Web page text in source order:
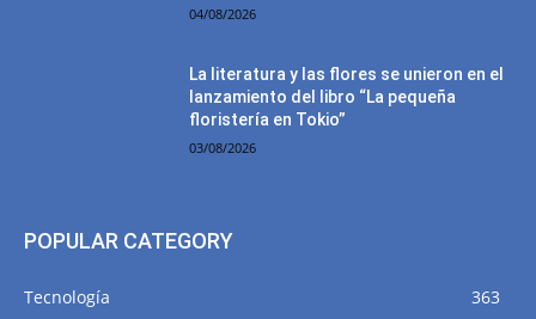
04/08/2026
La literatura y las flores se unieron en el
lanzamiento del libro “La pequeña
floristería en Tokio”
03/08/2026
POPULAR CATEGORY
Tecnología
363